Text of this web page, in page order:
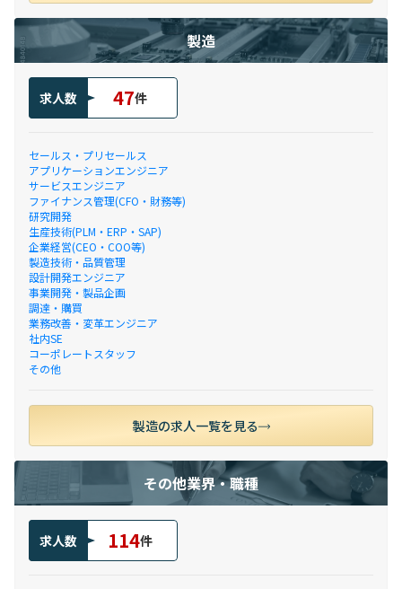
製造
求人数 47件
セールス・プリセールス
アプリケーションエンジニア
サービスエンジニア
ファイナンス管理(CFO・財務等)
研究開発
生産技術(PLM・ERP・SAP)
企業経営(CEO・COO等)
製造技術・品質管理
設計開発エンジニア
事業開発・製品企画
調達・購買
業務改善・変革エンジニア
社内SE
コーポレートスタッフ
その他
製造の求人一覧を見る
その他業界・職種
求人数 114件